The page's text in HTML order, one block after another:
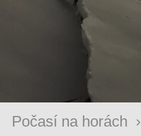
Počasí na horách ›